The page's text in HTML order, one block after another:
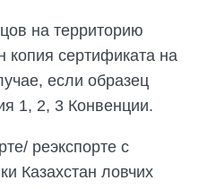
на территорию
копия сертификата на
если образец
1, 2, 3 Конвенции.
реэкспорте с
Казахстан ловчих